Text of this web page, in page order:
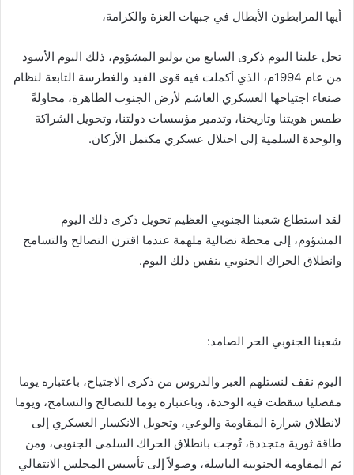
أيها المرابطون الأبطال في جبهات العزة والكرامة،
تحل علينا اليوم ذكرى السابع من يوليو المشؤوم، ذلك اليوم الأسود
من عام 1994م، الذي أكملت فيه قوى الفيد والغطرسة التابعة لنظام
صنعاء اجتياحها العسكري الغاشم لأرض الجنوب الطاهرة، محاولةً
طمس هويتنا وتاريخنا، وتدمير مؤسسات دولتنا، وتحويل الشراكة
والوحدة السلمية إلى احتلال عسكري مكتمل الأركان.
لقد استطاع شعبنا الجنوبي العظيم تحويل ذكرى ذلك اليوم
المشؤوم، إلى محطة نضالية ملهمة عندما اقترن التصالح والتسامح
وانطلاق الحراك الجنوبي بنفس ذلك اليوم.
شعبنا الجنوبي الحر الصامد:
اليوم نقف لنستلهم العبر والدروس من ذكرى الاجتياح، باعتباره يوما
مفصليا سقطت فيه الوحدة، وباعتباره يوما للتصالح والتسامح، ويوما
لانطلاق شرارة المقاومة والوعي، وتحويل الانكسار العسكري إلى
طاقة ثورية متجددة، تُوجت بانطلاق الحراك السلمي الجنوبي، ومن
ثم المقاومة الجنوبية الباسلة، وصولاً إلى تأسيس المجلس الانتقالي